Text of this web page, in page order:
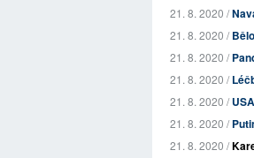
21. 8. 2020 /
21. 8. 2020 /
21. 8. 2020 /
21. 8. 2020 /
21. 8. 2020 /
21. 8. 2020 /
21. 8. 2020 /